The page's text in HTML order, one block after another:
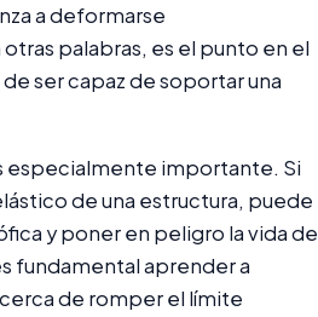
a deformarse
palabras, es el punto en el
ser capaz de soportar una
especialmente importante. Si
de una estructura, puede
y poner en peligro la vida de
fundamental aprender a
de romper el límite